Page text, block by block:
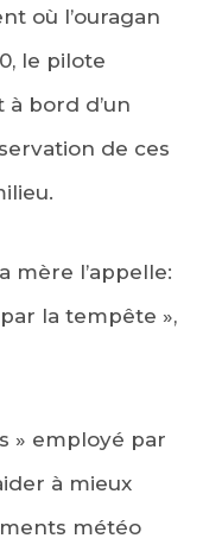
où l’ouragan
le pilote
bord d’un
de ces
mère l’appelle:
la tempête »,
» employé par
à mieux
météo